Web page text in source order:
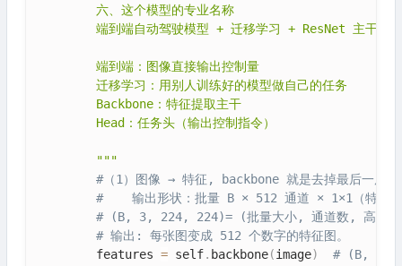
        六、这个模型的专业名称
        端到端自动驾驶模型 + 迁移学习 + ResNet 主干
        端到端：图像直接输出控制量
        迁移学习：用别人训练好的模型做自己的任务
        Backbone：特征提取主干
        Head：任务头（输出控制指令）
        """
#（1）图像 → 特征, backbone 就是去掉最后一层
#    输出形状：批量 B × 512 通道 × 1×1（特征
# (B, 3, 224, 224)= (批量大小, 通道数, 高度,
# 输出: 每张图变成 512 个数字的特征图。
        features
= self. backbone(image) # (B,